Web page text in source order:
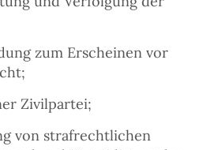
zum Erscheinen vor
Zivilpartei;
von strafrechtlichen